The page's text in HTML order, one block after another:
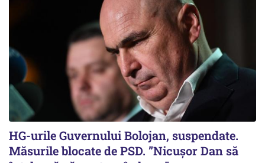
HG-urile Guvernului Bolojan, suspendate.
Măsurile blocate de PSD. ”Nicușor Dan să